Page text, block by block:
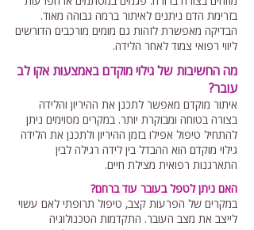
בזרימת הדם ניתנים לאיתור ברמה גבוהה מאוד.
הבדיקה מאפשרת לזהות גם מומים מורכבים הדורשים
ליווי רפואי צמוד לאחר הלידה.
מה החשיבות של גילוי מוקדם באמצעות אקו לב
עובר?
איתור מוקדם מאפשר לתכנן את ההיריון והלידה
בצורה בטוחה ומבוקרת יותר. במקרים מסוימים ניתן
להתחיל טיפול אפילו בזמן ההיריון ולתכנן את הלידה
גילוי מוקדם הוא ההבדל בין לידה רגילה לבין
התארגנות רפואית מצילת חיים.
האם ניתן לטפל בעובר עוד ברחם?
במקרים של הפרעות קצב, טיפול תרופתי לאם עשוי
לייצב את מצב העובר. התקדמות הטכנולוגיה